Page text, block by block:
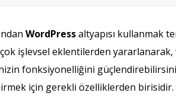
WordPressaltyapısı kullanmak
işlevsel eklentilerden yararlanarak,
fonksiyonelliğini
için gerekli özelliklerden birisidir.